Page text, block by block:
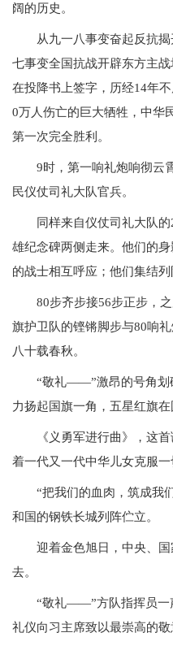
阔的历史。
从九一八事变奋起反抗揭
七事变全国抗战开辟东方主
在投降书上签字，历经14年
0万人伤亡的巨大牺牲，中华
第一次完全胜利。
9时，第一响礼炮响彻云霄
民仪仗司礼大队官兵。
同样来自仪仗司礼大队的
雄纪念碑两侧走来。他们的
的战士相互呼应；他们集结列
80步齐步接56步正步，之
旗护卫队的铿锵脚步与80响
八十载春秋。
“敬礼——”激昂的号角划破
力扬起国旗一角，五星红旗在
《义勇军进行曲》，这首
着一代又一代中华儿女克服一
“把我们的血肉，筑成我
和国的钢铁长城列阵伫立。
迎着金色旭日，中央、国
去。
“敬礼——”方队指挥员一声
礼仪向习主席致以最崇高的敬